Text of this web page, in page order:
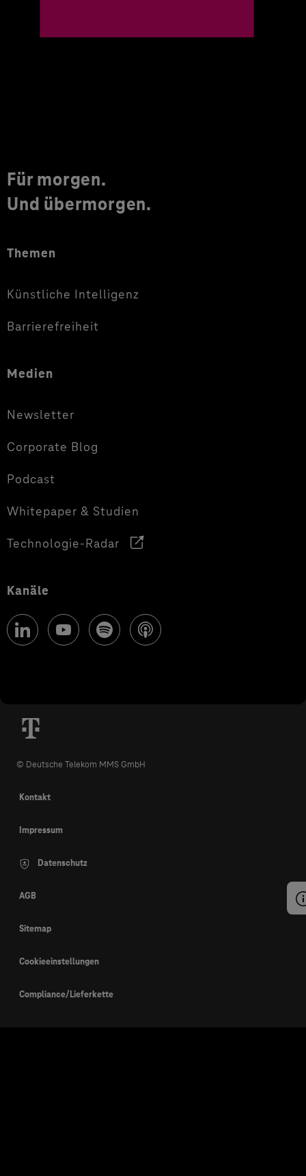
Für morgen.
Und übermorgen.
Themen
Künstliche Intelligenz
Barrierefreiheit
Medien
Newsletter
Corporate Blog
Podcast
Whitepaper & Studien
Technologie-Radar
Kanäle
© Deutsche Telekom MMS GmbH
Kontakt
Impressum
Datenschutz
AGB
Sitemap
Cookieeinstellungen
Compliance/Lieferkette